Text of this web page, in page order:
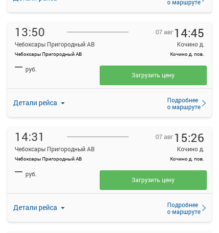
о маршруте
13:50
Чебоксары Пригородный АВ
Чебоксары Пригородный АВ
07 авг 14:45
Кочино д.
Кочино д. пов.
Детали рейса
Подробнее
о маршруте
— руб.
Загрузить цену
14:31
Чебоксары Пригородный АВ
Чебоксары Пригородный АВ
07 авг 15:26
Кочино д.
Кочино д. пов.
Детали рейса
Подробнее
о маршруте
— руб.
Загрузить цену